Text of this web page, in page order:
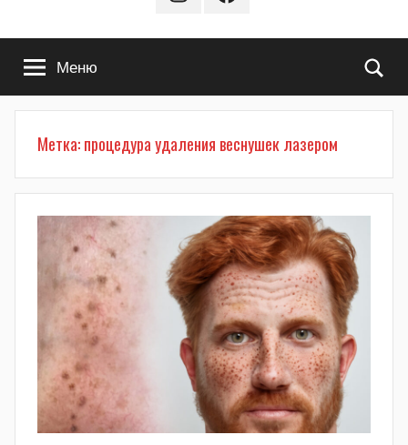
Меню
Метка:процедура удаления веснушек лазером